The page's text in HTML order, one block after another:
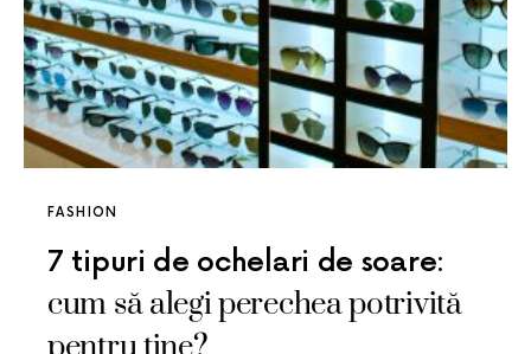
FASHION
7 tipuri de ochelari de soare:
cum să alegi perechea potrivită